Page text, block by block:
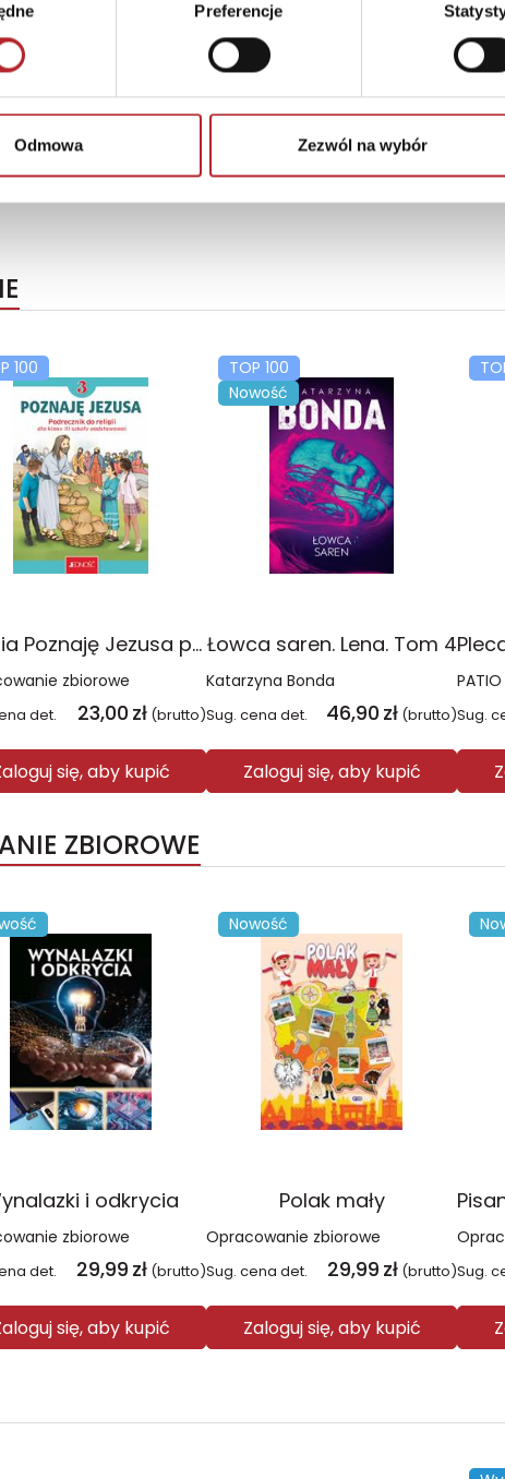
Preferencje
Odmowa Zezwól na wybór
100
Religia Poznaję Jezusa podręcznik dla klasy 3 szkoły podstawowej
zbiorowe
det. 23,00 zł (brutto)
się, aby kupić
TOP 100
Nowość
Łowca saren. Lena. Tom 4
Katarzyna Bonda
Sug. cena det. 46,90 zł (brutto)
Zaloguj się, aby kupić
PATIO
Sug.
ZBIOROWE
i odkrycia
zbiorowe
det. 29,99 zł (brutto)
się, aby kupić
Nowość
Polak mały
Opracowanie zbiorowe
Sug. cena det. 29,99 zł (brutto)
Zaloguj się, aby kupić
Sug.